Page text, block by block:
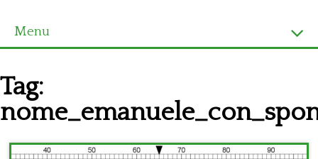
Menu
Ultimi schemi
Alfabeto
Bambini
Tag: